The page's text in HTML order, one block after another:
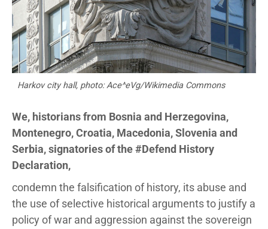
Harkov city hall, photo: Ace^eVg/Wikimedia Commons
We, historians from Bosnia and Herzegovina,
Montenegro, Croatia, Macedonia, Slovenia and
Serbia, signatories of the #Defend History
Declaration,
condemn the falsification of history, its abuse and
the use of selective historical arguments to justify a
policy of war and aggression against the sovereign